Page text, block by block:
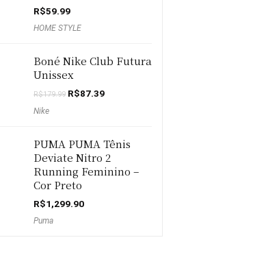
R$59.99
HOME STYLE
Boné Nike Club Futura
Unissex
R$179.99 O
R$87.39O
Nike
PUMA PUMA Tênis
Deviate Nitro 2
Running Feminino –
Cor Preto
R$1,299.90
Puma